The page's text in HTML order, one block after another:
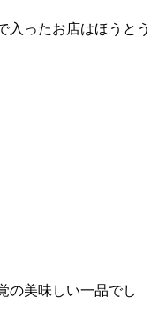
入ったお店はほうとう
の美味しい一品でし